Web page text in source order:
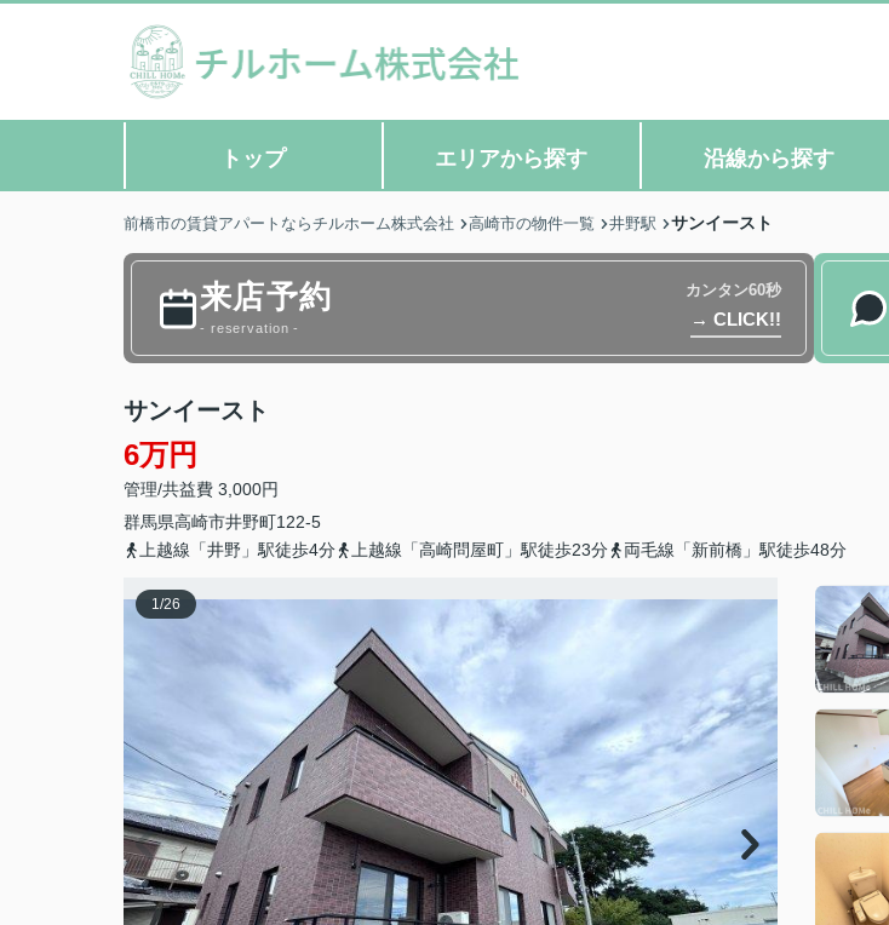
トップ エリアから探す 沿線から探す
前橋市の賃貸アパートならチルホーム株式会社 高崎市の物件一覧 井野駅 サンイースト
来店予約
- reservation -
カンタン60秒
→ CLICK!!
サンイースト
6万円
管理/共益費 3,000円
群馬県高崎市井野町122-5
上越線「井野」駅徒歩4分
上越線「高崎問屋町」駅徒歩23分 両毛線「新前橋」駅徒歩48分
1/26